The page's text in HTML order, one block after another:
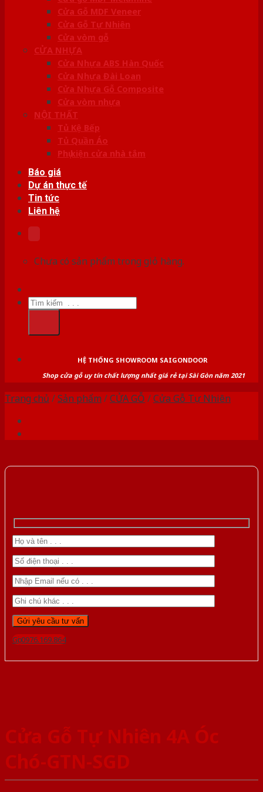
Cửa Gỗ MDF Veneer
Cửa Gỗ Tự Nhiên
Cửa vòm gỗ
CỬA NHỰA
Cửa Nhựa ABS Hàn Quốc
Cửa Nhựa Đài Loan
Cửa Nhựa Gỗ Composite
Cửa vòm nhựa
NỘI THẤT
Tủ Kệ Bếp
Tủ Quần Áo
Phụ kiện cửa nhà tắm
Báo giá
Dự án thực tế
Tin tức
Liên hệ
Chưa có sản phẩm trong giỏ hàng.
Tìm
kiếm:
HỆ THỐNG SHOWROOM SAIGONDOOR
Shop cửa gỗ uy tín chất lượng nhất giá rẻ tại Sài Gòn năm 2021
Trang chủ /Sản phẩm /CỬA GỖ /Cửa Gỗ Tự Nhiên
Gọi 0976.169.864
Cửa Gỗ Tự Nhiên 4A Óc
Chó-GTN-SGD